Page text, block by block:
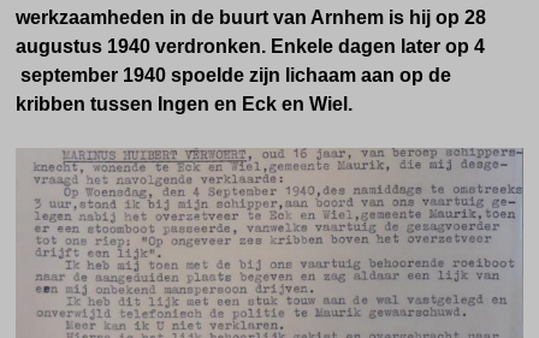
werkzaamheden in de buurt van Arnhem is hij op 28
augustus 1940 verdronken. Enkele dagen later op 4
september 1940 spoelde zijn lichaam aan op de
kribben tussen Ingen en Eck en Wiel.